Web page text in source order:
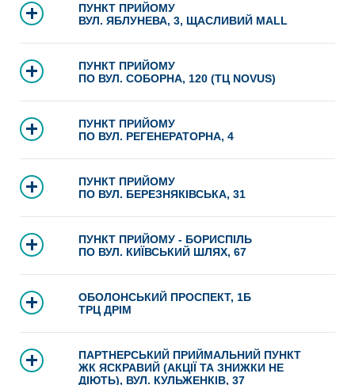
ПУНКТ ПРИЙОМУ
ВУЛ. ЯБЛУНЕВА, 3, ЩАСЛИВИЙ MALL
ПУНКТ ПРИЙОМУ
ПО ВУЛ. СОБОРНА, 120 (ТЦ NOVUS)
ПУНКТ ПРИЙОМУ
ПО ВУЛ. РЕГЕНЕРАТОРНА, 4
ПУНКТ ПРИЙОМУ
ПО ВУЛ. БЕРЕЗНЯКІВСЬКА, 31
ПУНКТ ПРИЙОМУ - БОРИСПІЛЬ
ПО ВУЛ. КИЇВСЬКИЙ ШЛЯХ, 67
ОБОЛОНСЬКИЙ ПРОСПЕКТ, 1Б
ТРЦ ДРІМ
ПАРТНЕРСЬКИЙ ПРИЙМАЛЬНИЙ ПУНКТ
ЖК ЯСКРАВИЙ (АКЦІЇ ТА ЗНИЖКИ НЕ
ДІЮТЬ), ВУЛ. КУЛЬЖЕНКІВ, 37